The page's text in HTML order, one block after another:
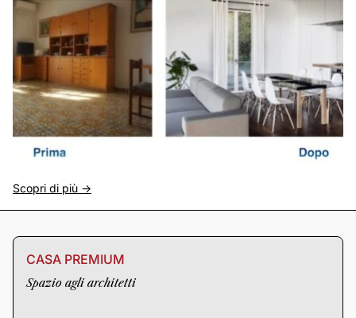
Scopri di più ->
CASA PREMIUM
Spazio agli architetti